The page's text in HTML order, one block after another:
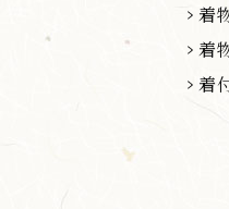
着
着
着